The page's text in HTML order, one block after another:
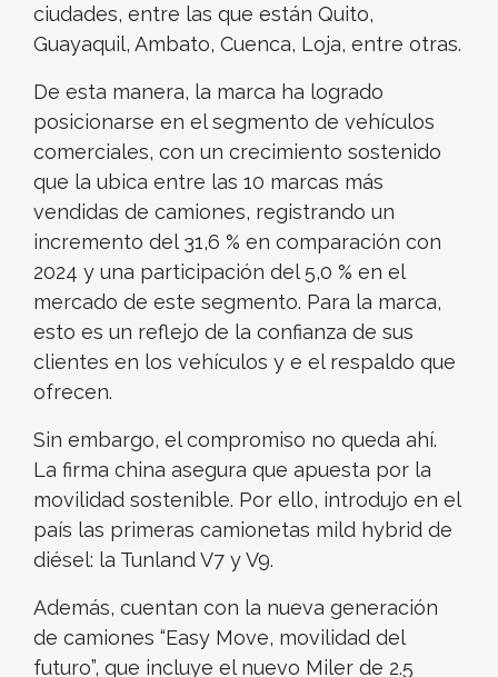
ciudades, entre las que están Quito,
Guayaquil, Ambato, Cuenca, Loja, entre otras.
De esta manera, la marca ha logrado
posicionarse en el segmento de vehículos
comerciales, con un crecimiento sostenido
que la ubica entre las 10 marcas más
vendidas de camiones, registrando un
incremento del 31,6 % en comparación con
2024 y una participación del 5,0 % en el
mercado de este segmento. Para la marca,
esto es un reflejo de la confianza de sus
clientes en los vehículos y e el respaldo que
ofrecen.
Sin embargo, el compromiso no queda ahí.
La firma china asegura que apuesta por la
movilidad sostenible. Por ello, introdujo en el
país las primeras camionetas mild hybrid de
diésel: la Tunland V7 y V9.
Además, cuentan con la nueva generación
de camiones “Easy Move, movilidad del
futuro”, que incluye el nuevo Miler de 2.5